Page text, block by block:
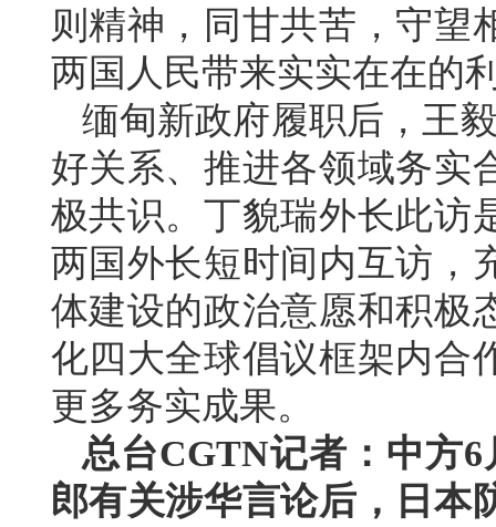
则精神，同甘共苦，守望
两国人民带来实实在在的
缅甸新政府履职后，王
好关系、推进各领域务实
极共识。丁貌瑞外长此访
两国外长短时间内互访，
体建设的政治意愿和积极
化四大全球倡议框架内合
更多务实成果。
总台CGTN记者：中方
郎有关涉华言论后，日本